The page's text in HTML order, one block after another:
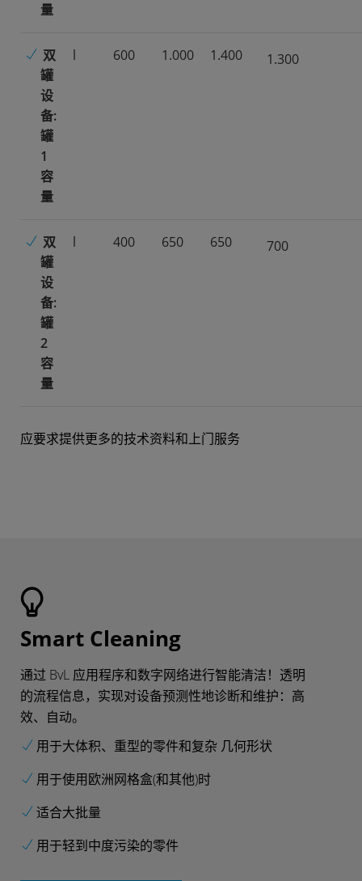
量
双
罐
设
备:
罐
1
容
量
l 600 1.000 1.400 1.300
双
罐
设
备:
罐
2
容
量
l 400 650 650 700
应要求提供更多的技术资料和上门服务
Smart Cleaning
通过 BvL 应用程序和数字网络进行智能清洁！透明
的流程信息，实现对设备预测性地诊断和维护：高
效、自动。
用于大体积、重型的零件和复杂 几何形状
用于使用欧洲网格盒(和其他)时
适合大批量
用于轻到中度污染的零件